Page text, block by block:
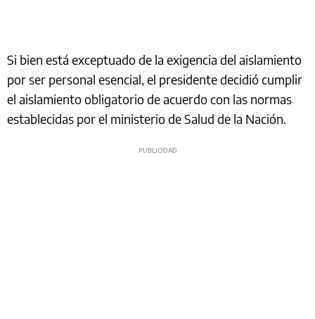
Si bien está exceptuado de la exigencia del aislamiento
por ser personal esencial, el presidente decidió cumplir
el aislamiento obligatorio de acuerdo con las normas
establecidas por el ministerio de Salud de la Nación.